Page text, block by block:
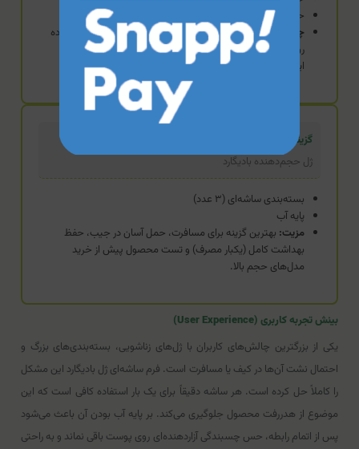
حجم ۷۵ میلی‌لیتر (بطری پمپی)
چه زمانی منطقی‌تر است؟اگر مصرف شما بالاست و برای استفاده
روتین خانگی به دنبال حجم بیشتر و بسته‌بندی پمپی هستید،
ایموشن مقرون‌به‌صرفه‌تر از ساشه است.
گزینه اقتصادی (محصول فعلی)
ژل حجم‌دهنده بادیگارد
بسته‌بندی ساشه‌ای (۳ عدد)
پایه آب
مزیت: بهترین گزینه برای مسافرت، حمل آسان در جیب، حفظ
بهداشت کامل (یکبار مصرف) و تست محصول پیش از خرید
مدل‌های حجم بالا.
بینش تجربه کاربری (User Experience)
یکی از بزرگترین چالش‌های کاربران با ژل‌های زناشویی، بسته‌بندی‌های بزرگ و
احتمال نشت آن‌ها در کیف یا مسافرت است. فرم ساشه‌ای ژل بادیگارد این مشکل
را کاملاً حل کرده است. هر ساشه دقیقاً برای یک بار استفاده کافی است که این
موضوع از هدررفت محصول جلوگیری می‌کند. بر پایه آب بودن آن باعث می‌شود
پس از اتمام رابطه، حس چسبندگی آزاردهنده‌ای روی پوست باقی نماند و به راحتی